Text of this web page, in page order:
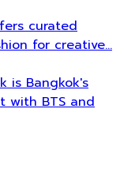
curated
for creative…
is Bangkok's
with BTS and